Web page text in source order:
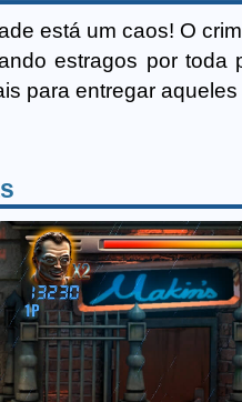
está um caos! O
estragos por toda
para entregar